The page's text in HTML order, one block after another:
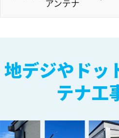
アンテナ
地デジやドッ
テナ工